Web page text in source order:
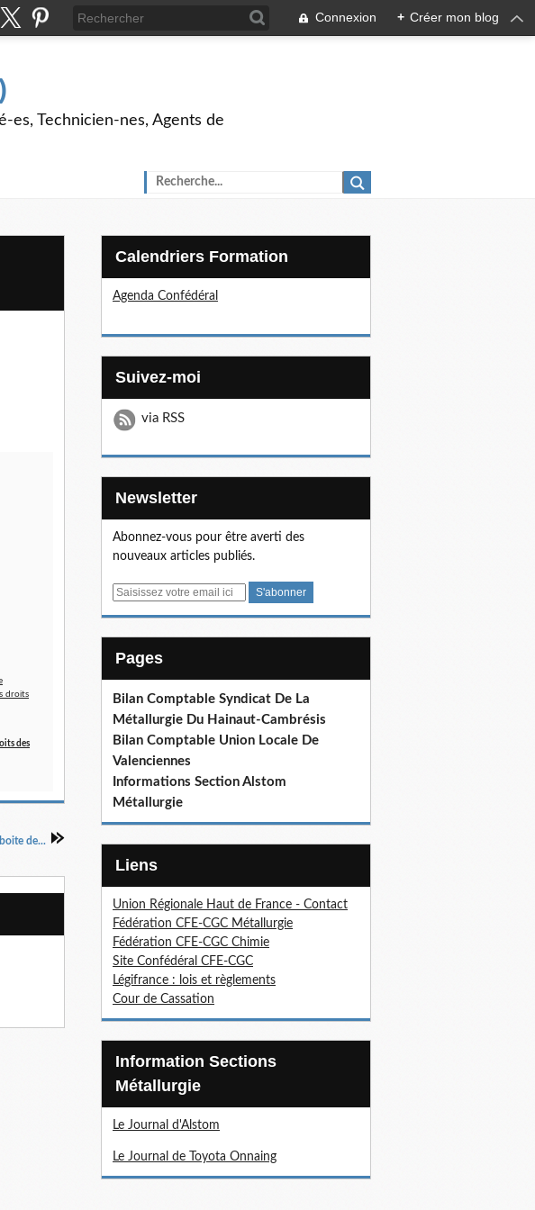
Connexion + Créer mon blog
es, Technicien-nes, Agents de
des
de...
Calendriers Formation
Agenda Confédéral
Suivez-moi
via RSS
Newsletter
Abonnez-vous pour être averti des
nouveaux articles publiés.
E
Pages
Bilan Comptable Syndicat De La
Métallurgie Du Hainaut-Cambrésis
Bilan Comptable Union Locale De
Valenciennes
Informations Section Alstom
Métallurgie
Liens
Union Régionale Haut de France - Contact
Fédération CFE-CGC Métallurgie
Fédération CFE-CGC Chimie
Site Confédéral CFE-CGC
Légifrance : lois et règlements
Cour de Cassation
Information Sections
Métallurgie
Le Journal d'Alstom
Le Journal de Toyota Onnaing